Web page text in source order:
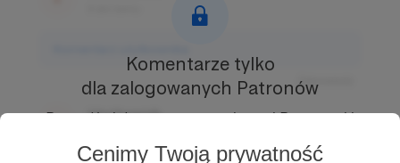
Cenimy Twoją prywatność
Odpowiedz
Użytkownik
Komentarze tylko
dla zalogowanych Patronów
Prowadź ciekawe rozmowy z innymi Patronami i
dostęp!